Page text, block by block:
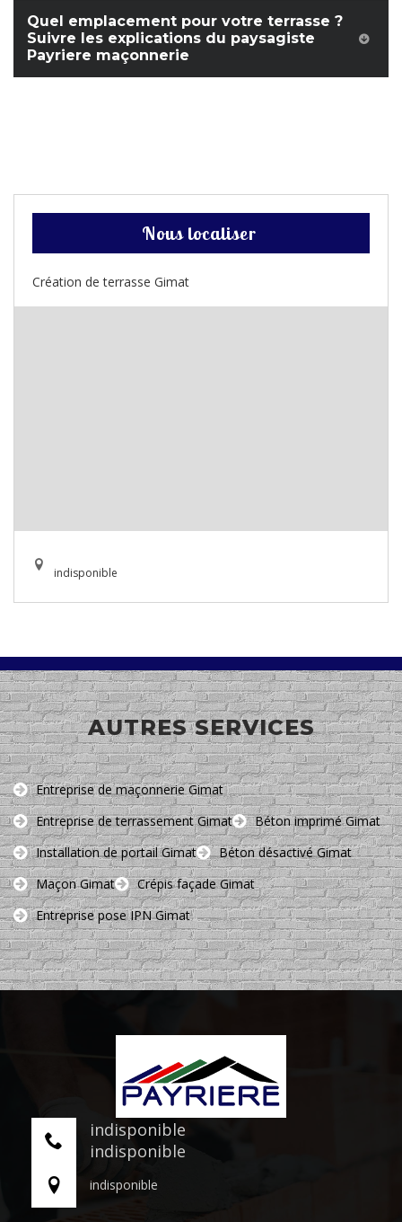
Quel emplacement pour votre terrasse ?
Suivre les explications du paysagiste
Payriere maçonnerie
Nous localiser
Création de terrasse Gimat
indisponible
AUTRES SERVICES
Entreprise de maçonnerie Gimat
Entreprise de terrassement Gimat
Béton imprimé Gimat
Installation de portail Gimat
Béton désactivé Gimat
Maçon Gimat
Crépis façade Gimat
Entreprise pose IPN Gimat
indisponible
indisponible
indisponible